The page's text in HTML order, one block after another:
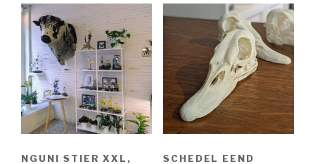
NGUNI STIER XXL,
SCHEDEL EEND